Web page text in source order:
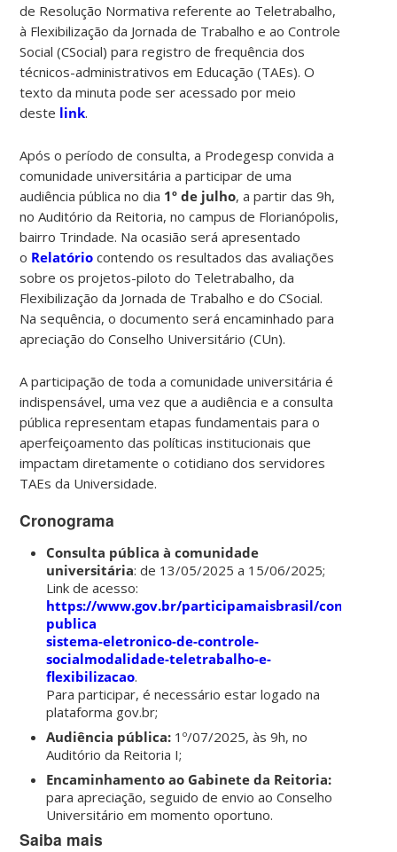
de Resolução Normativa referente ao Teletrabalho,
à Flexibilização da Jornada de Trabalho e ao Controle
Social (CSocial) para registro de frequência dos
técnicos-administrativos em Educação (TAEs). O
texto da minuta pode ser acessado por meio
deste link.
Após o período de consulta, a Prodegesp convida a
comunidade universitária a participar de uma
audiência pública no dia 1º de julho, a partir das 9h,
no Auditório da Reitoria, no campus de Florianópolis,
bairro Trindade. Na ocasião será apresentado
o Relatório contendo os resultados das avaliações
sobre os projetos-piloto do Teletrabalho, da
Flexibilização da Jornada de Trabalho e do CSocial.
Na sequência, o documento será encaminhado para
apreciação do Conselho Universitário (CUn).
A participação de toda a comunidade universitária é
indispensável, uma vez que a audiência e a consulta
pública representam etapas fundamentais para o
aperfeiçoamento das políticas institucionais que
impactam diretamente o cotidiano dos servidores
TAEs da Universidade.
Cronograma
Consulta pública à comunidade
universitária: de 13/05/2025 a 15/06/2025;
Link de acesso:
https://www.gov.br/participamaisbrasil/consulta-
publica
sistema-eletronico-de-controle-
socialmodalidade-teletrabalho-e-
flexibilizacao.
Para participar, é necessário estar logado na
plataforma gov.br;
Audiência pública: 1º/07/2025, às 9h, no
Auditório da Reitoria I;
Encaminhamento ao Gabinete da Reitoria:
para apreciação, seguido de envio ao Conselho
Universitário em momento oportuno.
Saiba mais